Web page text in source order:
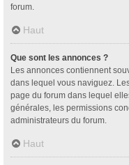
forum.
Haut
Que sont les annonces ?
Les annonces contiennent
dans lequel vous naviguez.
page du forum dans lequel
générales, les permissions
administrateurs du forum.
Haut